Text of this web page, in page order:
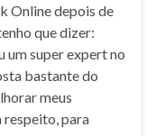
Online depois de
que dizer:
super expert no
bastante do
meus
respeito, para